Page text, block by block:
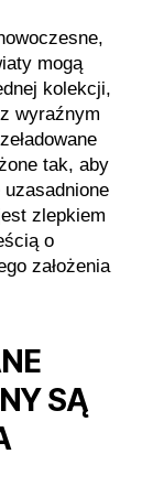
mogą
kolekcji,
wyraźnym
tak, aby
uzasadnione
zlepkiem
o
założenia
SĄ